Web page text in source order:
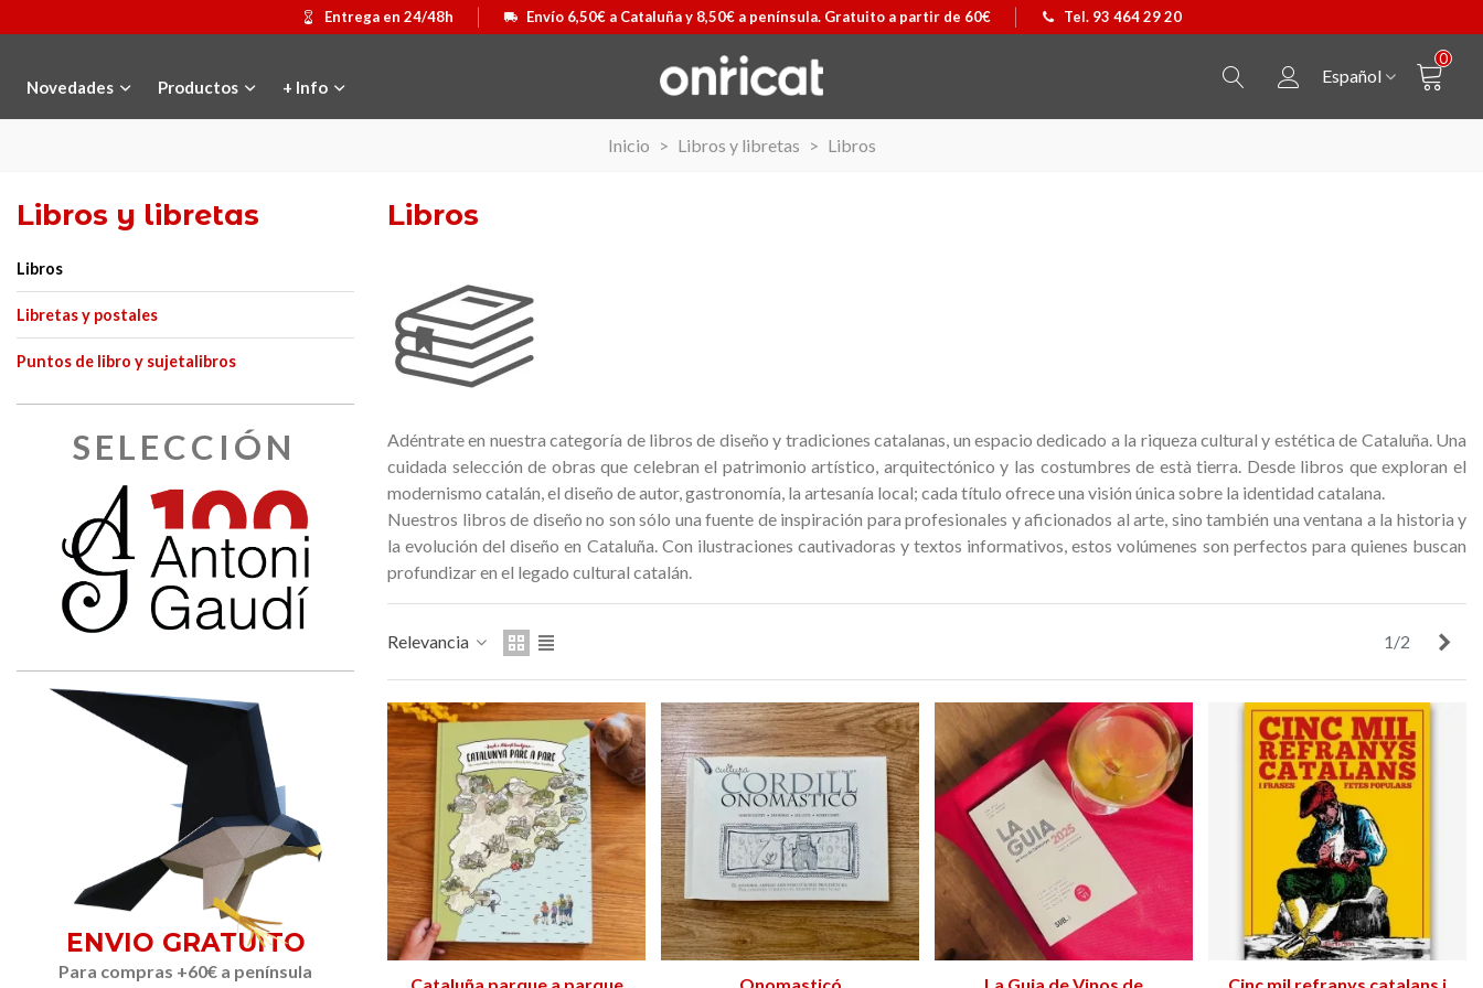
Entrega en 24/48h Envío 6,50€ a Cataluña y 8,50€ a península. Gratuito a partir de 60€ Tel. 93 464 29 20
Novedades Productos + Info
Español
0
Inicio > Libros y libretas > Libros
Libros y libretas
Libros
Libretas y postales
Puntos de libro y sujetalibros
SELECCIÓN
ENVIO GRATUITO
Para compras +60€ a península
Libros
Adéntrate en nuestra categoría de libros de diseño y tradiciones catalanas, un espacio dedicado a la riqueza cultural y estética de Cataluña. Una
cuidada selección de obras que celebran el patrimonio artístico, arquitectónico y las costumbres de està tierra. Desde libros que exploran el
modernismo catalán, el diseño de autor, gastronomía, la artesanía local; cada título ofrece una visión única sobre la identidad catalana.
Nuestros libros de diseño no son sólo una fuente de inspiración para profesionales y aficionados al arte, sino también una ventana a la historia y
la evolución del diseño en Cataluña. Con ilustraciones cautivadoras y textos informativos, estos volúmenes son perfectos para quienes buscan
profundizar en el legado cultural catalán.
Relevancia 1/2
Añadir al carrito Añadir al carrito Añadir al carrito Añadir al carrito
– Edición limitada
89,00 € NUEVO
Ver más
Mochila Stivibags Airmax II
149,00 €
NUEVO
Ver más
Maleta Secur Line
159,00 €
NUEVO
Ver más
Colgante Castellers
45,90 €
NUEVO
Ver más
Bolso Kpax P&W
132,90 €